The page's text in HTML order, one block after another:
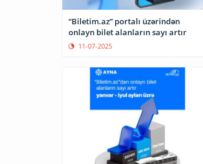
“Biletim.az” portalı üzərindən
onlayn bilet alanların sayı artır
11-07-2025